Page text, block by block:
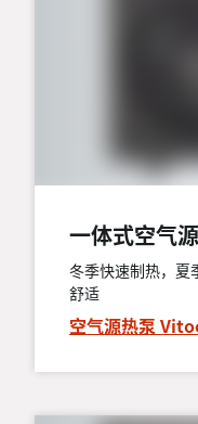
一体式空气
冬季快速制热，夏
舒适
空气源热泵